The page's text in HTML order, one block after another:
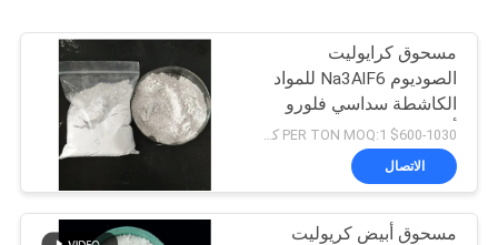
مسحوق كرايوليت
الصوديوم Na3AlF6 للمواد
الكاشطة سداسي فلورو
ألومينات الصوديوم
$600-1030 PER TON MOQ:1 كجم
الاتصال
مسحوق أبيض كريوليت